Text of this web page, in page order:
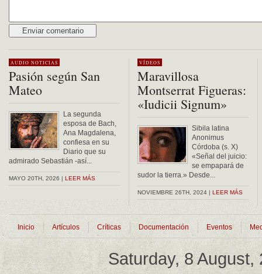
AUDIO NOTICIAS
Pasión según San
Mateo
La segunda
esposa de Bach,
Ana Magdalena,
confiesa en su
Diario que su
admirado Sebastián -así...
MAYO 20TH, 2026 | LEER MÁS
VÍDEOS
Maravillosa
Montserrat Figueras:
«Iudicii Signum»
Sibila latina
Anonimus
Córdoba (s. X)
«Señal del juicio:
se empapará de
sudor la tierra.» Desde...
NOVIEMBRE 26TH, 2024 | LEER MÁS
Inicio Artículos Críticas Documentación Eventos
Saturday, 8